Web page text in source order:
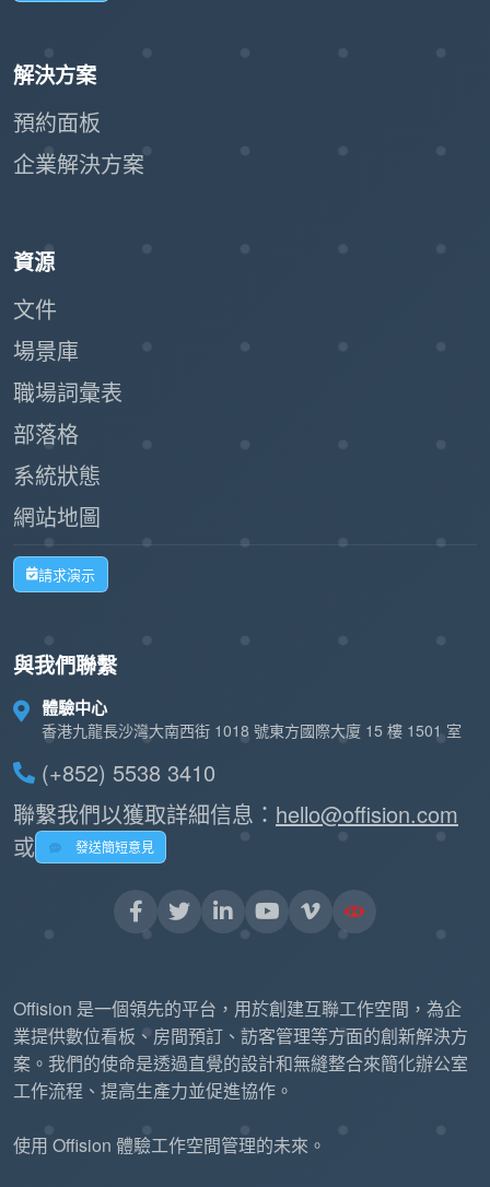
解決方案
預約面板
企業解決方案
資源
文件
場景庫
職場詞彙表
部落格
系統狀態
網站地圖
請求演示
與我們聯繫
體驗中心
香港九龍長沙灣大南西街 1018 號東方國際大廈 15 樓 1501 室
(+852) 5538 3410
聯繫我們以獲取詳細信息： hello@offision.com
或
發送簡短意見
Offision 是一個領先的平台，用於創建互聯工作空間，為企
業提供數位看板、房間預訂、訪客管理等方面的創新解決方
案。我們的使命是透過直覺的設計和無縫整合來簡化辦公室
工作流程、提高生產力並促進協作。
使用 Offision 體驗工作空間管理的未來。